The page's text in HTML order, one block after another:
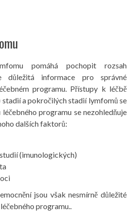
pomáhá pochopit rozsah
důležitá informace pro správné
programu. Přístupy k léčbě
a pokročilých stadií lymfomů se
programu se nezohledňuje
dalších faktorů:
(imunologických)
jsou však nesmírně důležité
programu..